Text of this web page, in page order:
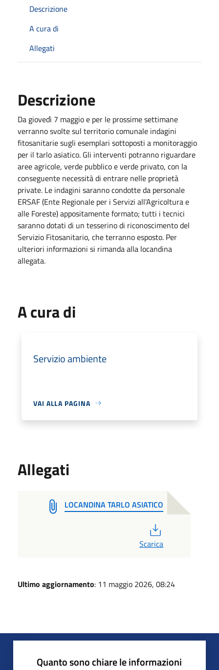
Descrizione
A cura di
Allegati
Descrizione
Da giovedì 7 maggio e per le prossime settimane
verranno svolte sul territorio comunale indagini
fitosanitarie sugli esemplari sottoposti a monitoraggio
per il tarlo asiatico. Gli interventi potranno riguardare
aree agricole, verde pubblico e verde privato, con la
conseguente necessità di entrare nelle proprietà
private. Le indagini saranno condotte da personale
ERSAF (Ente Regionale per i Servizi all'Agricoltura e
alle Foreste) appositamente formato; tutti i tecnici
saranno dotati di un tesserino di riconoscimento del
Servizio Fitosanitario, che terranno esposto. Per
ulteriori informazioni si rimanda alla locandina
allegata.
A cura di
Servizio ambiente
VAI ALLA PAGINA
Allegati
LOCANDINA TARLO ASIATICO
Scarica
Ultimo aggiornamento: 11 maggio 2026, 08:24
Quanto sono chiare le informazioni